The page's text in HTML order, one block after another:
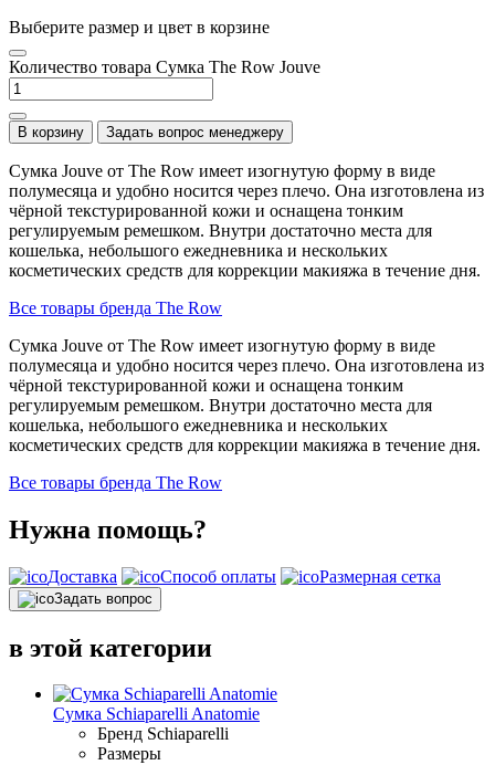
Выберите размер и цвет в корзине
Количество товара Сумка The Row Jouve
В корзину Задать вопрос менеджеру
Сумка Jouve от The Row имеет изогнутую форму в виде
полумесяца и удобно носится через плечо. Она изготовлена из
чёрной текстурированной кожи и оснащена тонким
регулируемым ремешком. Внутри достаточно места для
кошелька, небольшого ежедневника и нескольких
косметических средств для коррекции макияжа в течение дня.
Все товары бренда The Row
Сумка Jouve от The Row имеет изогнутую форму в виде
полумесяца и удобно носится через плечо. Она изготовлена из
чёрной текстурированной кожи и оснащена тонким
регулируемым ремешком. Внутри достаточно места для
кошелька, небольшого ежедневника и нескольких
косметических средств для коррекции макияжа в течение дня.
Все товары бренда The Row
Нужна помощь?
Доставка Способ оплаты Размерная сетка
Задать вопрос
в этой категории
Сумка Schiaparelli Anatomie
Бренд Schiaparelli
Размеры